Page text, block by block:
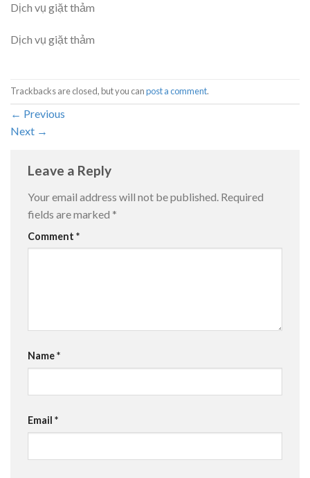
Dịch vụ giặt thảm
Dịch vụ giặt thảm
Trackbacks are closed, but you canpost a comment.
← Previous
Next →
Leave a Reply
Your email address will not be published. Required
fields are marked *
Comment *
Name*
Email *